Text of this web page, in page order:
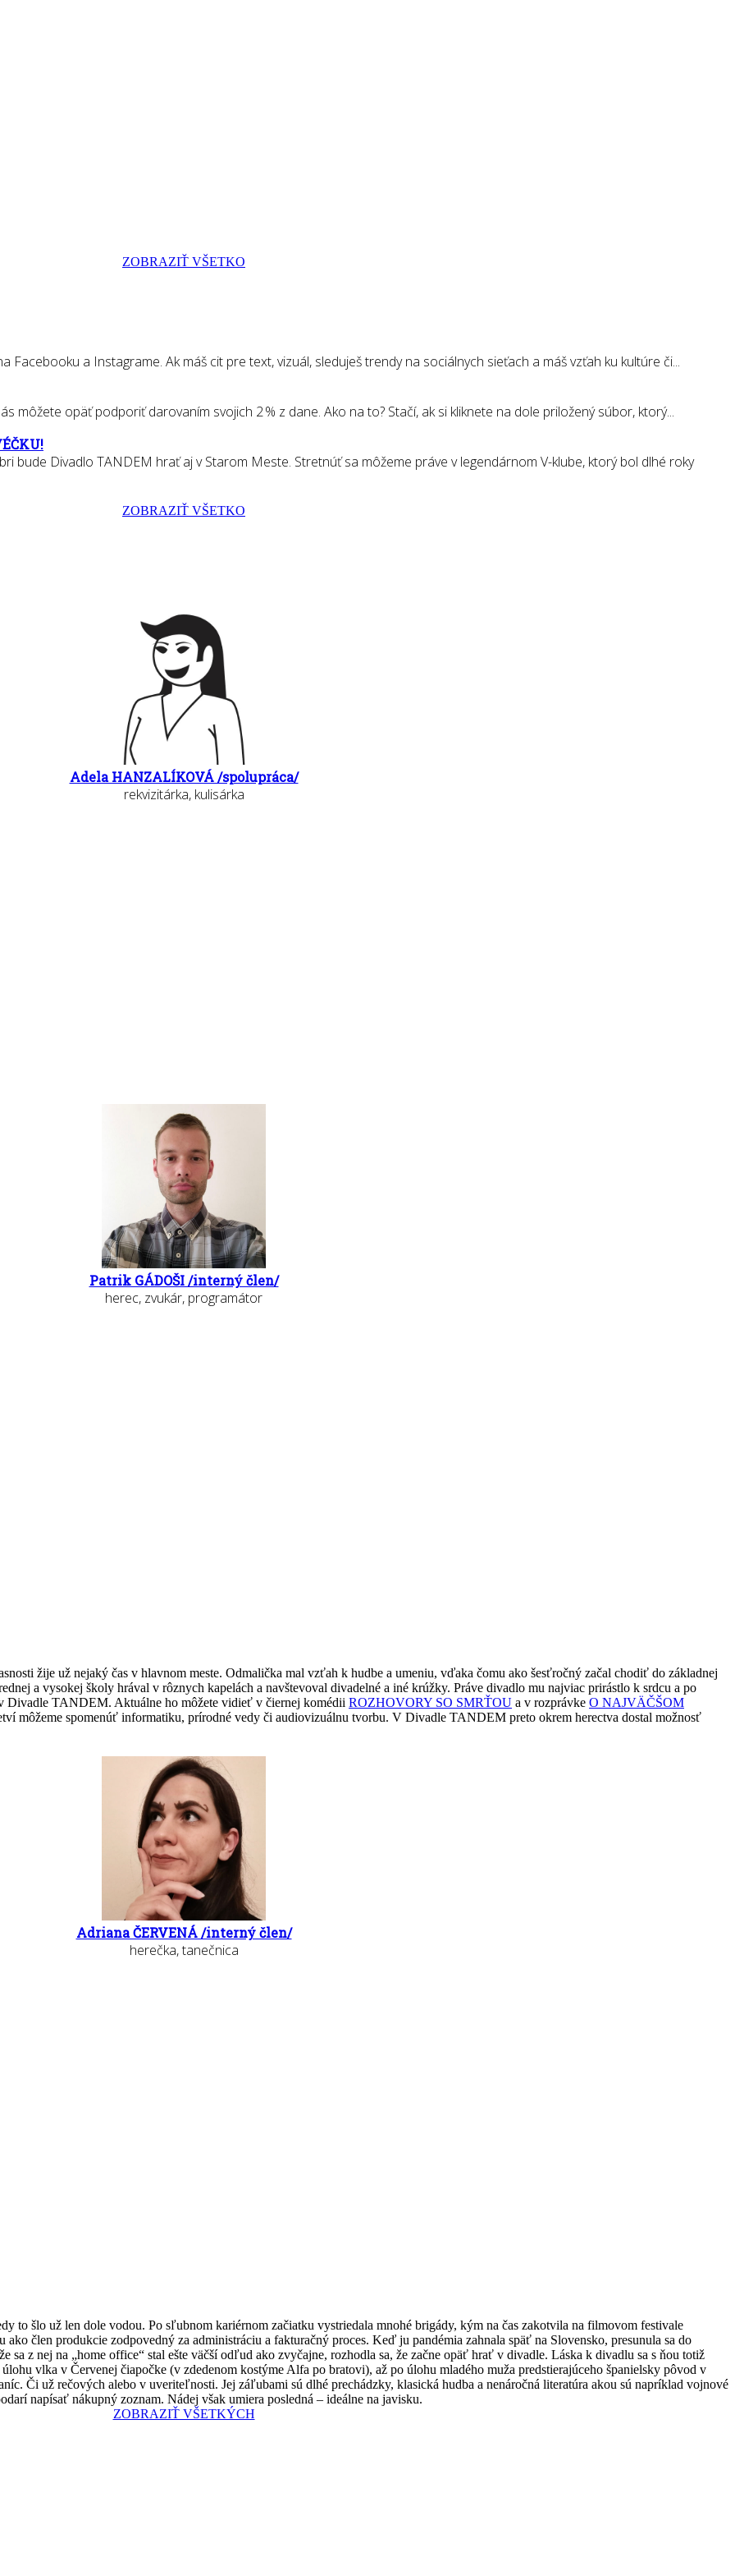
ZOBRAZIŤ VŠETKO
a Instagrame. Ak máš cit pre text, vizuál, sleduješ trendy na sociálnych sieťach a máš vzťah ku kultúre či...
môžete opäť podporiť darovaním svojich 2 % z dane. Ako na to? Stačí, ak si kliknete na dole priložený súbor, ktorý...
bude Divadlo TANDEM hrať aj v Starom Meste. Stretnúť sa môžeme práve v legendárnom V-klube, ktorý bol dlhé roky
ZOBRAZIŤ VŠETKO
Adela HANZALÍKOVÁ /spolupráca/
rekvizitárka, kulisárka
Patrik GÁDOŠI /interný člen/
herec, zvukár, programátor
žije už nejaký čas v hlavnom meste. Odmalička mal vzťah k hudbe a umeniu, vďaka čomu ako šesťročný začal chodiť do základnej
a vysokej školy hrával v rôznych kapelách a navštevoval divadelné a iné krúžky. Práve divadlo mu najviac prirástlo k srdcu a po
Divadle TANDEM. Aktuálne ho môžete vidieť v čiernej komédii ROZHOVORY SO SMRŤOU a v rozprávke O NAJVÄČŠOM
môžeme spomenúť informatiku, prírodné vedy či audiovizuálnu tvorbu. V Divadle TANDEM preto okrem herectva dostal možnosť
Adriana ČERVENÁ /interný člen/
herečka, tanečnica
to šlo už len dole vodou. Po sľubnom kariérnom začiatku vystriedala mnohé brigády, kým na čas zakotvila na filmovom festivale
člen produkcie zodpovedný za administráciu a fakturačný proces. Keď ju pandémia zahnala späť na Slovensko, presunula sa do
sa z nej na „home office“ stal ešte väčší odľud ako zvyčajne, rozhodla sa, že začne opäť hrať v divadle. Láska k divadlu sa s ňou totiž
vlka v Červenej čiapočke (v zdedenom kostýme Alfa po bratovi), až po úlohu mladého muža predstierajúceho španielsky pôvod v
Či už rečových alebo v uveriteľnosti. Jej záľubami sú dlhé prechádzky, klasická hudba a nenáročná literatúra akou sú napríklad vojnové
napísať nákupný zoznam. Nádej však umiera posledná – ideálne na javisku.
ZOBRAZIŤ VŠETKÝCH